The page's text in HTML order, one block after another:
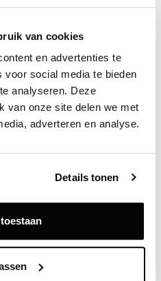
van cookies
en advertenties te
voor social media te bieden
analyseren. Deze
van onze site delen we met
adverteren en analyse.
Details tonen
“De transactie biedt
ter ondersteuning
door BCLP, Loyens &
betrokken zijn bij dit nieuws.
voor licentiehouders van